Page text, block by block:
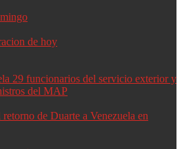
de hoy
29 funcionarios del servicio exterior y
del MAP
de Duarte a Venezuela en